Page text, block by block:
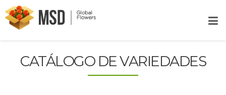
CATÁLOGO DE VARIEDADES